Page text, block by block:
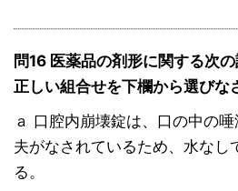
問16 医薬品の剤形に関する次の
正しい組合せを下欄から選びな
ａ 口腔内崩壊錠は、口の中の
夫がなされているため、水なし
る。